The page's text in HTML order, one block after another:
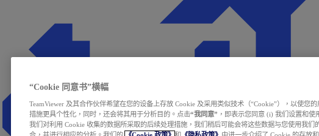
“Cookie 同意书”横幅
TeamViewer 及其合作伙伴希望在您的设备上存放 Cookie 及采用类似技术（“Cookie”），以使您
措施更具个性化，同时，还会将其用于分析目的。点击“我同意” ，即表示您同意 (i) 我们设置和使
我们对利用 Cookie 收集的数据所采取的后续处理措施，我们稍后可能会将这些数据与您使用我们